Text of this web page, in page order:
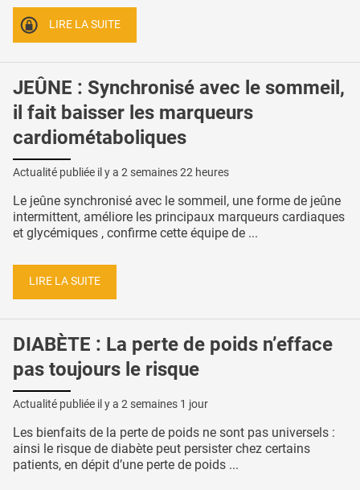
LIRE LA SUITE
JEÛNE : Synchronisé avec le sommeil,
il fait baisser les marqueurs
cardiométaboliques
Actualité publiée il y a 2 semaines 22 heures
Le jeûne synchronisé avec le sommeil, une forme de jeûne
intermittent, améliore les principaux marqueurs cardiaques
et glycémiques , confirme cette équipe de ...
LIRE LA SUITE
DIABÈTE : La perte de poids n’efface
pas toujours le risque
Actualité publiée il y a 2 semaines 1 jour
Les bienfaits de la perte de poids ne sont pas universels :
ainsi le risque de diabète peut persister chez certains
patients, en dépit d’une perte de poids ...